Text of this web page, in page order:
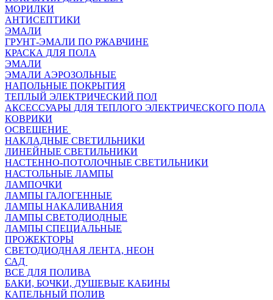
МОРИЛКИ
АНТИСЕПТИКИ
ЭМАЛИ
ГРУНТ-ЭМАЛИ ПО РЖАВЧИНЕ
КРАСКА ДЛЯ ПОЛА
ЭМАЛИ
ЭМАЛИ АЭРОЗОЛЬНЫЕ
НАПОЛЬНЫЕ ПОКРЫТИЯ
ТЕПЛЫЙ ЭЛЕКТРИЧЕСКИЙ ПОЛ
АКСЕССУАРЫ ДЛЯ ТЕПЛОГО ЭЛЕКТРИЧЕСКОГО ПОЛА
КОВРИКИ
ОСВЕЩЕНИЕ
НАКЛАДНЫЕ СВЕТИЛЬНИКИ
ЛИНЕЙНЫЕ СВЕТИЛЬНИКИ
НАСТЕННО-ПОТОЛОЧНЫЕ СВЕТИЛЬНИКИ
НАСТОЛЬНЫЕ ЛАМПЫ
ЛАМПОЧКИ
ЛАМПЫ ГАЛОГЕННЫЕ
ЛАМПЫ НАКАЛИВАНИЯ
ЛАМПЫ СВЕТОДИОДНЫЕ
ЛАМПЫ СПЕЦИАЛЬНЫЕ
ПРОЖЕКТОРЫ
СВЕТОДИОДНАЯ ЛЕНТА, НЕОН
САД
ВСЕ ДЛЯ ПОЛИВА
БАКИ, БОЧКИ, ДУШЕВЫЕ КАБИНЫ
КАПЕЛЬНЫЙ ПОЛИВ